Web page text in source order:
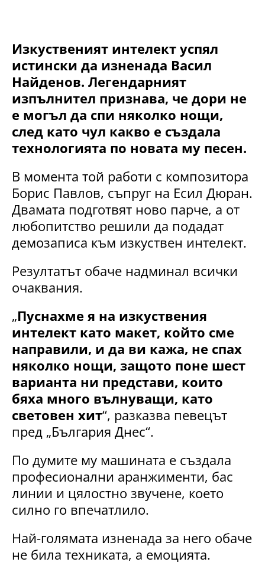
Изкуственият интелект успял
истински да изненада Васил
Найденов. Легендарният
изпълнител признава, че дори не
е могъл да спи няколко нощи,
след като чул какво е създала
технологията по новата му песен.
В момента той работи с композитора
Борис Павлов, съпруг на Есил Дюран.
Двамата подготвят ново парче, а от
любопитство решили да подадат
демозаписа към изкуствен интелект.
Резултатът обаче надминал всички
очаквания.
„Пуснахме я на изкуствения
интелект като макет, който сме
направили, и да ви кажа, не спах
няколко нощи, защото поне шест
варианта ни представи, които
бяха много вълнуващи, като
световен хит“, разказва певецът
пред „България Днес“.
По думите му машината е създала
професионални аранжименти, бас
линии и цялостно звучене, което
силно го впечатлило.
Най-голямата изненада за него обаче
не била техниката, а емоцията.